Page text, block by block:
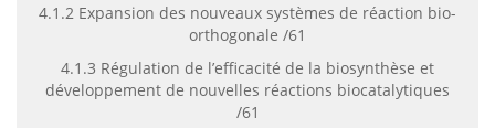
4.1.2 Expansion des nouveaux systèmes de réaction bio-
orthogonale /61
4.1.3 Régulation de l’efficacité de la biosynthèse et
développement de nouvelles réactions biocatalytiques
/61